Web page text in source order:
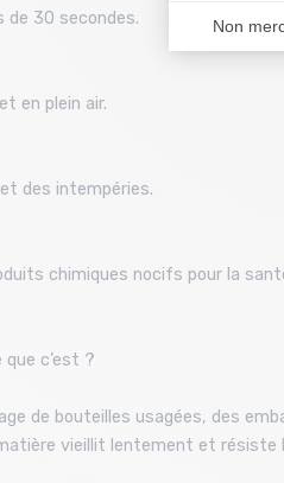
de 30 secondes.
en plein air.
des intempéries.
chimiques nocifs pour la
c’est ?
de bouteilles usagées, des
vieillit lentement et résiste